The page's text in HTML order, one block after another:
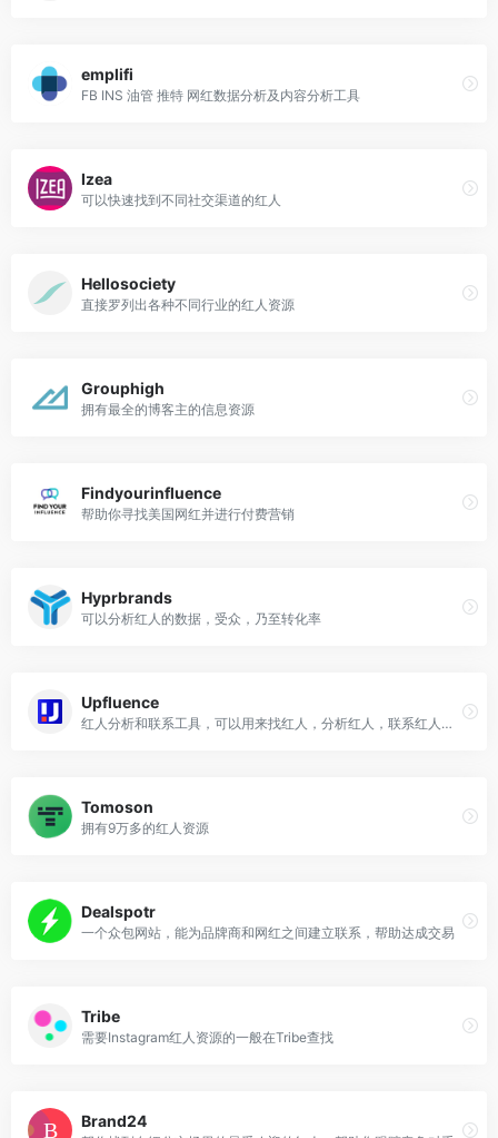
emplifi
FB INS 油管 推特 网红数据分析及内容分析工具
Izea
可以快速找到不同社交渠道的红人
Hellosociety
直接罗列出各种不同行业的红人资源
Grouphigh
拥有最全的博客主的信息资源
Findyourinfluence
帮助你寻找美国网红并进行付费营销
Hyprbrands
可以分析红人的数据，受众，乃至转化率
Upfluence
红人分析和联系工具，可以用来找红人，分析红人，联系红人以及管理推广活动
Tomoson
拥有9万多的红人资源
Dealspotr
一个众包网站，能为品牌商和网红之间建立联系，帮助达成交易
Tribe
需要Instagram红人资源的一般在Tribe查找
Brand24